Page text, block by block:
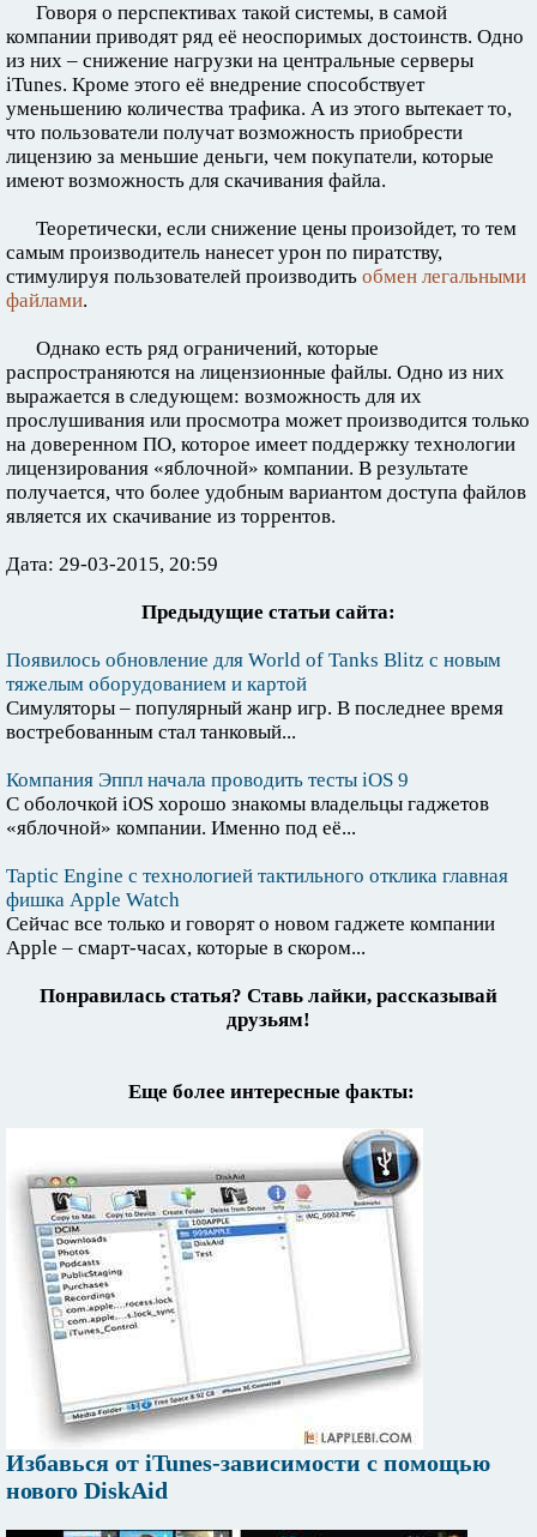
Говоря о перспективах такой системы, в самой
компании приводят ряд её неоспоримых достоинств. Одно
из них – снижение нагрузки на центральные серверы
iTunes. Кроме этого её внедрение способствует
уменьшению количества трафика. А из этого вытекает то,
что пользователи получат возможность приобрести
лицензию за меньшие деньги, чем покупатели, которые
имеют возможность для скачивания файла.
Теоретически, если снижение цены произойдет, то тем
самым производитель нанесет урон по пиратству,
стимулируя пользователей производить обмен легальными
файлами.
Однако есть ряд ограничений, которые
распространяются на лицензионные файлы. Одно из них
выражается в следующем: возможность для их
прослушивания или просмотра может производится только
на доверенном ПО, которое имеет поддержку технологии
лицензирования «яблочной» компании. В результате
получается, что более удобным вариантом доступа файлов
является их скачивание из торрентов.
Дата: 29-03-2015, 20:59
Предыдущие статьи сайта:
Появилось обновление для World of Tanks Blitz с новым
тяжелым оборудованием и картой
Симуляторы – популярный жанр игр. В последнее время
востребованным стал танковый...
Компания Эппл начала проводить тесты iOS 9
С оболочкой iOS хорошо знакомы владельцы гаджетов
«яблочной» компании. Именно под её...
Taptic Engine с технологией тактильного отклика главная
фишка Apple Watch
Сейчас все только и говорят о новом гаджете компании
Apple – cмарт-часах, которые в скором...
Понравилась статья? Ставь лайки, рассказывай
друзьям!
Еще более интересные факты:
Избавься от iTunes-зависимости с помощью
нового DiskAid